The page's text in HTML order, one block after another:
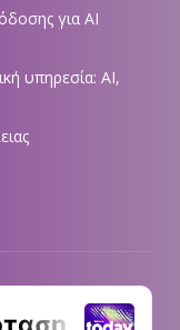
για AI
υπηρεσία: AI,